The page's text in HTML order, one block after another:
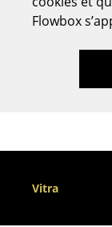
Secrétaires
Tables
Table de
Chariots &
Flowbox
Vitra